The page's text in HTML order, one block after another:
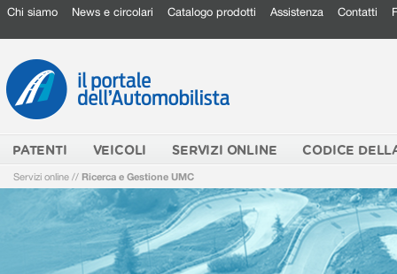
Chi siamo News e circolari Catalogo prodotti Assistenza Contatti
PATENTI VEICOLI SERVIZI ONLINE CODICE
Servizi online // Ricerca e Gestione UMC